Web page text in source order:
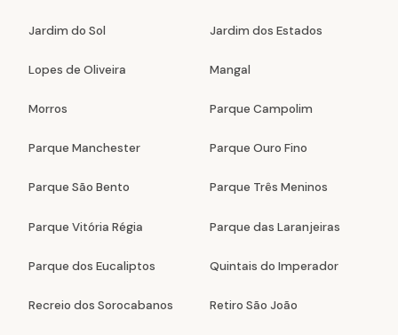
Jardim do Sol Jardim dos Estados
Lopes de Oliveira Mangal
Morros Parque Campolim
Parque Manchester Parque Ouro Fino
Parque São Bento Parque Três Meninos
Parque Vitória Régia Parque das Laranjeiras
Parque dos Eucaliptos Quintais do Imperador
Recreio dos Sorocabanos Retiro São João